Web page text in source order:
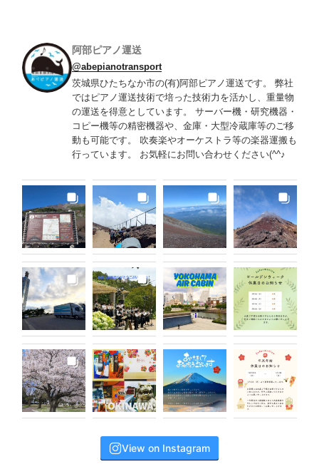
阿部ピアノ運送
@abepianotransport
茨城県ひたちなか市の(有)阿部ピアノ運送です。 弊社
ではピアノ運送技術で培った技術力を活かし、重量物
の運送を得意としています。 サーバー機・研究機器・
コピー機等の精密機器や、金庫・大型冷蔵庫等のご移
動も可能です。 吹奏楽やオーケストラ等の楽器運搬も
行っています。 お気軽にお問い合わせください(^^♪
View on Instagram